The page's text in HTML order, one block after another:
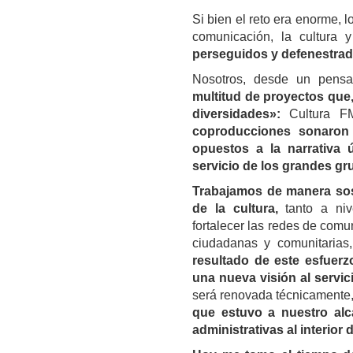
Si bien el reto era enorme,
comunicación, la cultura
perseguidos y
Nosotros, desde un
multitud de proyectos
diversidades»: Cultura
coproducciones
opuestos a la narrativa
servicio de los grandes
Trabajamos de manera
de la cultura,tanto a
fortalecer las redes de
ciudadanas y
resultado de este
una nueva visión al
será renovada
que estuvo a nuestro
administrativas al interior